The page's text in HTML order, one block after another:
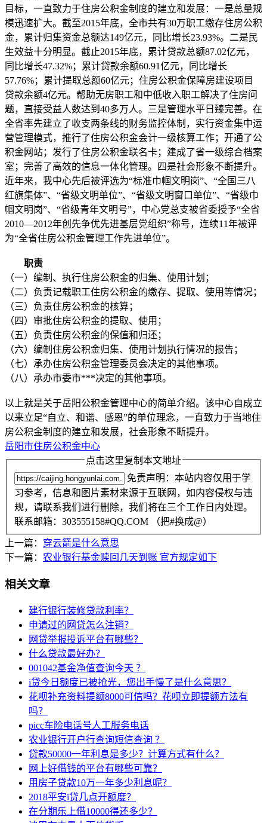
目标，一直致力于住房公积金制度的建立和发展：一是总量规
模迅速扩大。截至2015年底，全市共有30万职工缴存住房公积
金，累计归集资金总额达149亿元，同比增长23.93%。二是民
生效益十分明显。截止2015年底，累计贷款总额87.02亿元，
同比增长47.32%；累计贷款余额60.91亿元，同比增长
57.76%；累计提取总额60亿元；住房公积金保障房建设项目
贷款余额4亿元。帮助无房职工和中低收入职工解决了住房问
题，直接受益人数达到40多万人。三是管理水平日臻完善。在
全省率先建立了收支两条线的财务监控体制，实行资金集中运
营管理模式，推行了住房公积金会计一级核算工作；开通了公
积金网站；发行了住房公积金联名卡；建成了省一级综合档案
室；完善了高效的信息一体化管理。四是社会形象不断提升。
近年来，我中心先后被评选为“标准巾帼文明岗”、“全国三八
红旗集体”、“省级文明单位”、“省级文明窗口单位”、“省级巾
帼文明岗”、“省级青年文明号”，中心党总支被省委授予“全省
2010—2012年创先争优先进基层党组织”称号，连续11年被评
为“全省住房公积金管理工作先进单位”。
职责
（一）编制、执行住房公积金的归集、使用计划；
（二）负责记载职工住房公积金的缴存、提取、使用等情况；
（三）负责住房公积金的核算；
（四）审批住房公积金的提取、使用；
（五）负责住房公积金的保值和归还；
（六）编制住房公积金归集、使用计划执行情况的报告；
（七）承办住房公积金管理委员会决定的其他事项。
（八）承办市委市***决定的其他事项。
以上就是关于岳阳公积金管理中心的简单介绍。该中心自成立
以来立足“自立、和谐、感恩”的单位理念，一直致力于当地住
房公积金制度的建立和发展，社会形象不断提升。
岳阳市住房公积金中心
点击这里复制本文地址
免责声明：本站内容仅用于学
习参考，信息和图片素材来源于互联网，如内容侵权与违
规，请联系我们进行删除，我们将在三个工作日内处理。
联系邮箱：303555158#QQ.COM （把#换成@）
上一篇： 穿云箭是什么意思
下一篇： 农业银行基金赎回几天到账 官方规定如下
相关文章
建行银行装修贷款利率？
申请过的网贷怎么注销？
网贷举报投诉平台有哪些？
什么贷款最好办？
001042基金净值查询今天 ？
i贷今日额度已被抢光，您出手慢了是什么意思？
花呗补充资料提额8000可信吗？花呗立即提额方法有
吗？
picc车险电话号人工服务电话
农业银行开户行查询短信查询 ？
贷款50000一年利息是多少？计算方式有什么？
网上好借钱的平台有哪些可靠？
用房子贷款10万一年多少利息呢？
2018平安i贷几点开额度？
在分期乐上借10000得还多少？